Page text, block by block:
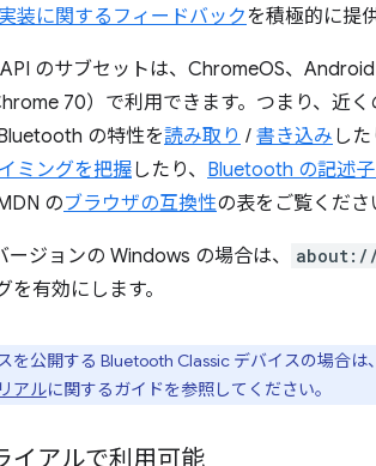
装に関するフィードバックを積極的に提
のサブセットは、ChromeOS、
70）で利用できます。つまり、近
の特性を読み取り / 書き込み した
ミングを把握したり、 Bluetooth の記述
のブラウザの互換性の表をご覧くださ
ジョンの Windows の場合は、
を有効にします。
を公開する Bluetooth Classic デバイスの場合
アルに関するガイドを参照してください。
イアルで利用可能